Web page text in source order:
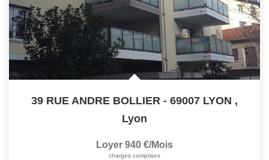
39 RUE ANDRE BOLLIER - 69007 LYON ,
Lyon
Loyer 940 €/mois
charges comprises